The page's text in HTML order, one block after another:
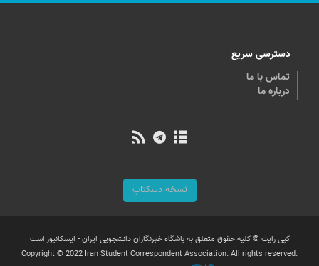
دسترسی سریع
تماس با ما
درباره ما
نسخه دسکتاپ
کپی رایت © کلیه حقوق متعلق به باشگاه خبرنگاران دانشجویی ایران - ایسکانیوز است
Copyright © 2022 Iran Student Correspondent Association. All rights reserved.